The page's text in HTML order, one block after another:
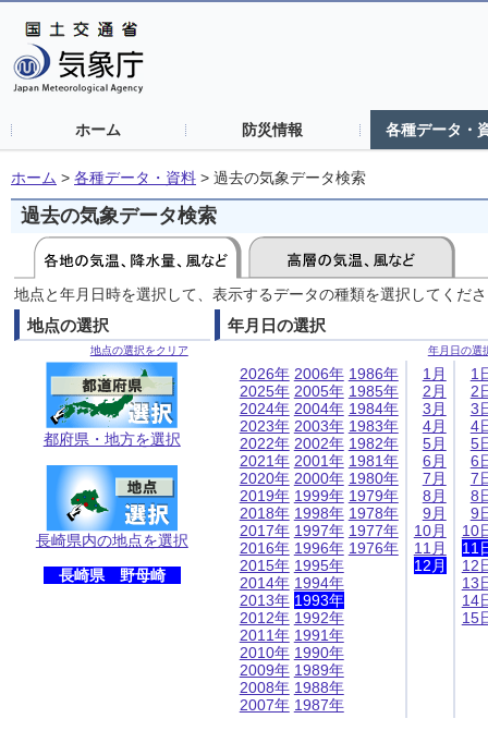
ホーム 防災情報 各種データ・
ホーム > 各種データ・資料 > 過去の気象データ検索
過去の気象データ検索
地点と年月日時を選択して、表示するデータの種類を選択してくだ
地点の選択
地点の選択をクリア
都府県・地方を選択
長崎県内の地点を選択
長崎県 野母崎
年月日の選択
年月日の選
2026年
2025年
2024年
2023年
2022年
2021年
2020年
2019年
2018年
2017年
2016年
2015年
2014年
2013年
2012年
2011年
2010年
2009年
2008年
2007年
2006年
2005年
2004年
2003年
2002年
2001年
2000年
1999年
1998年
1997年
1996年
1995年
1994年
1993年
1992年
1991年
1990年
1989年
1988年
1987年
1986年
1985年
1984年
1983年
1982年
1981年
1980年
1979年
1978年
1977年
1976年
1月
2月
3月
4月
5月
6月
7月
8月
9月
10月
11月
12月
1
2
3
4
5
6
7
8
9
10
11
12
13
14
15